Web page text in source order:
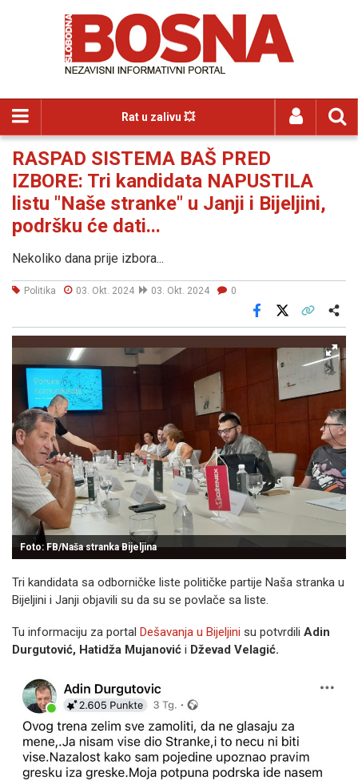
Rat u zalivu 💥
RASPAD SISTEMA BAŠ PRED
IZBORE: Tri kandidata NAPUSTILA
listu "Naše stranke" u Janji i Bijeljini,
podršku će dati...
Nekoliko dana prije izbora...
Politika 03. Okt. 2024 03. Okt. 2024 0
Facebook
Foto: FB/Naša stranka Bijeljina
Tri kandidata sa odborničke liste političke partije Naša stranka u
Bijeljini i Janji objavili su da su se povlače sa liste.
Tu informaciju za portal Dešavanja u Bijeljini su potvrdili Adin
Durgutović, Hatidža Mujanović i Dževad Velagić.